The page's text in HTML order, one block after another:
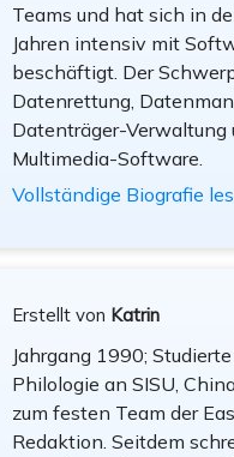
Teams und hat sich in
Jahren intensiv mit
beschäftigt. Der
Datenrettung,
Datenträger-Verwaltung
Multimedia-Software.
Vollständige Biografie
Erstellt von Katrin
Jahrgang 1990;
Philologie an SISU,
zum festen Team der
Redaktion. Seitdem